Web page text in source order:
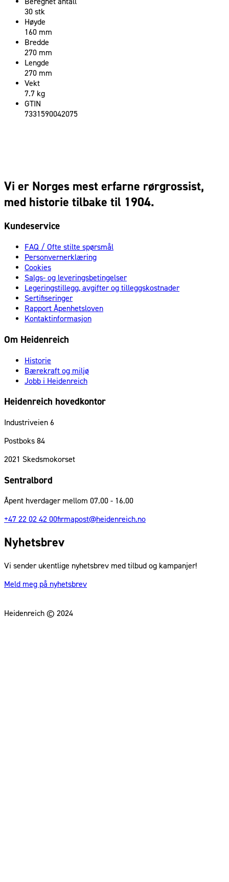
30 stk
Høyde
160 mm
Bredde
270 mm
Lengde
270 mm
Vekt
7.7 kg
GTIN
7331590042075
Vi er Norges mest erfarne rørgrossist,
med historie tilbake til 1904.
Kundeservice
FAQ / Ofte stilte spørsmål
Personvernerklæring
Cookies
Salgs- og leveringsbetingelser
Legeringstillegg, avgifter og tilleggskostnader
Sertifiseringer
Rapport Åpenhetsloven
Kontaktinformasjon
Om Heidenreich
Historie
Bærekraft og miljø
Jobb i Heidenreich
Heidenreich hovedkontor
Industriveien 6
Postboks 84
2021 Skedsmokorset
Sentralbord
Åpent hverdager mellom 07.00 - 16.00
+47 22 02 42 00firmapost@heidenreich.no
Nyhetsbrev
Vi sender ukentlige nyhetsbrev med tilbud og kampanjer!
Meld meg på nyhetsbrev
Heidenreich © 2024